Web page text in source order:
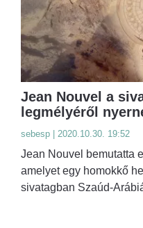
Jean Nouvel a
legmélyéről
sebesp | 2020.10.30. 19:52
Jean Nouvel bemutatta
amelyet egy homokkő
sivatagban Szaúd-